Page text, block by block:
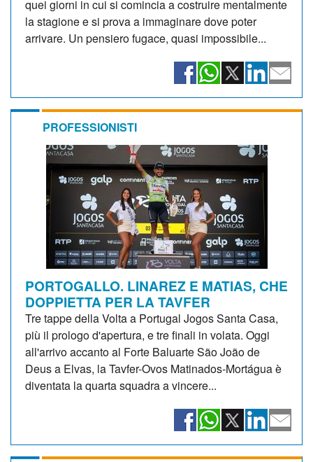
quei giorni in cui si comincia a costruire mentalmente
la stagione e si prova a immaginare dove poter
arrivare. Un pensiero fugace, quasi impossibile...
PROFESSIONISTI
PORTOGALLO. LINAREZ E MATIAS, CHE
DOPPIETTA PER LA TAVFER
Tre tappe della Volta a Portugal Jogos Santa Casa,
più il prologo d'apertura, e tre finali in volata. Oggi
all'arrivo accanto al Forte Baluarte São João de
Deus a Elvas, la Tavfer-Ovos Matinados-Mortágua è
diventata la quarta squadra a vincere...